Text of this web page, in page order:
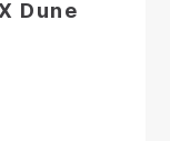
Dune